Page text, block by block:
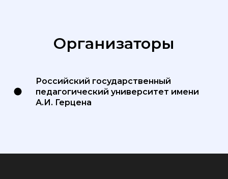
Организаторы
Российский государственный
педагогический университет имени
А.И. Герцена